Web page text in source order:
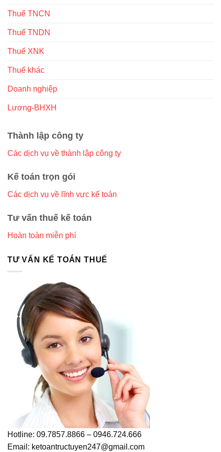
Thuế TNCN
Thuế TNDN
Thuế XNK
Thuế khác
Doanh nghiệp
Lương-BHXH
Thành lập công ty
Các dịch vụ về thành lập công ty
Kế toán trọn gói
Các dịch vụ về lĩnh vực kế toán
Tư vấn thuế kế toán
Hoàn toàn miễn phí
TƯ VẤN KẾ TOÁN THUẾ
Hotline: 09.7857.8866 – 0946.724.666
Email: ketoantructuyen247@gmail.com